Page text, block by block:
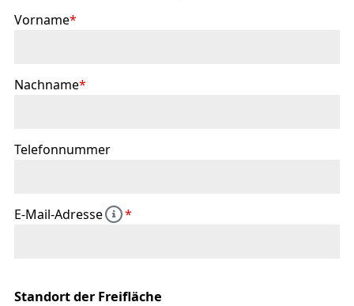
Vorname*
Nachname*
Telefonnummer
E-Mail-Adresse *
Standort der Freifläche